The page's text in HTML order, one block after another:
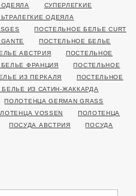
ОДЕЯЛА
СУПЕРЛЕГКИЕ
ОДЕЯЛА
ПОСТЕЛЬНОЕ БЕЛЬЕ CURT
ПОСТЕЛЬНОЕ БЕЛЬЕ
АВСТРИЯ
ПОСТЕЛЬНОЕ
ФРАНЦИЯ
ПОСТЕЛЬНОЕ
ИЗ ПЕРКАЛЯ
ПОСТЕЛЬНОЕ
ИЗ САТИН-ЖАККАРДА
ПОЛОТЕНЦА GERMAN GRASS
VOSSEN
ПОЛОТЕНЦА
ПОСУДА АВСТРИЯ
ПОСУДА